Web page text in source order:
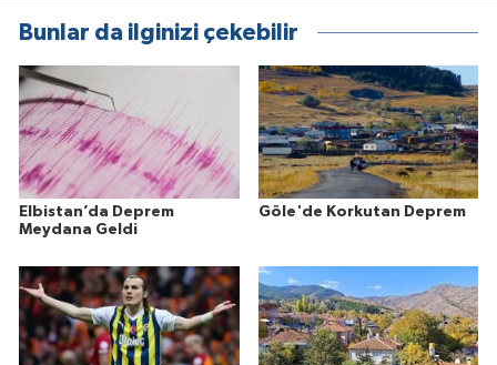
Bunlar da ilginizi çekebilir
Elbistan’da Deprem
Meydana Geldi
Göle'de Korkutan Deprem